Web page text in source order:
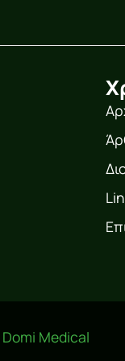
Domi Medical